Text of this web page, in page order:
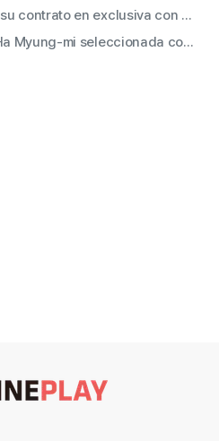
Lee Dae-hwi confirma su contrato en exclusiva con Off The Record, sello bajo Wakeone… comienza un segundo acto en solitario como artista todoterreno
'Hanran', la directora Ha Myung-mi seleccionada como productora Bechdelian del año en Filmoteca